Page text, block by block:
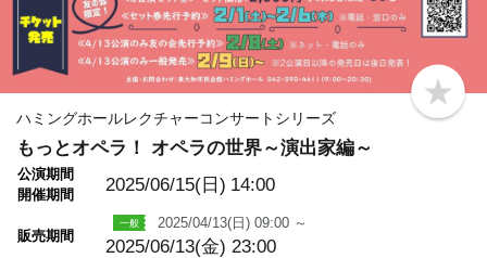
b
o
ハミングホールレクチャーコンサートシリーズ
もっとオペラ！ オペラの世界～演出家編～
公演期間
開催期間
2025/06/15(日) 14:00
販売期間
2025/04/13(日) 09:00 ～
2025/06/13(金) 23:00